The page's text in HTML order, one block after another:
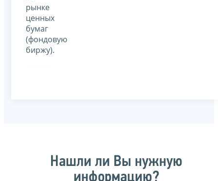
рынке
ценных
бумаг
(фондовую
биржу).
Нашли ли Вы нужную
информацию?